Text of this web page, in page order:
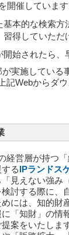
開催しています
本的な検索
得していただ
始されたら
実施している
記Webからダ
経営層が持つ
るIPランドス
見えない強み
討する際に
には、知的財
「知財」の
案をいたします